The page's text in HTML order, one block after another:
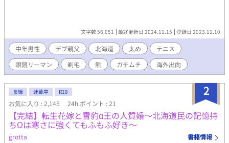
文字数 56,051 最終更新日 2024.11.15 登録日 2023.11.10
中年男性 デブ親父 北海道 太め
テニス
眼鏡リーマン
剃毛 熊 ガチムチ 海外出向
2
長編 連載中 R18
お気に入り : 2,145 24h.ポイント : 21
【完結】転生花嫁と雪豹α王の人質婚〜北海道民の記憶持
ちΩは寒さに強くてもふもふ好き〜
grotta 書籍情報